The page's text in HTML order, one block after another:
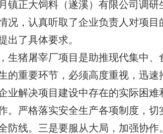
镇正大饲料（遂溪）有限公司调
况，认真听取了企业负责人对项
出了具体要求。
猪屠宰厂项目是助推现代集中、
的重要环节，必须高度重视，迅
业解决项目建设中存在的实际困
。严格落实安全生产各项制度，
防线。三是要服从大局，加强协